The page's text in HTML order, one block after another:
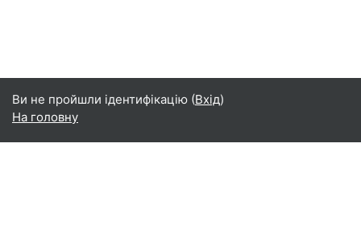
Ви не пройшли ідентифікацію (Вхід)
На головну
Українська ‎(uk_old)‎